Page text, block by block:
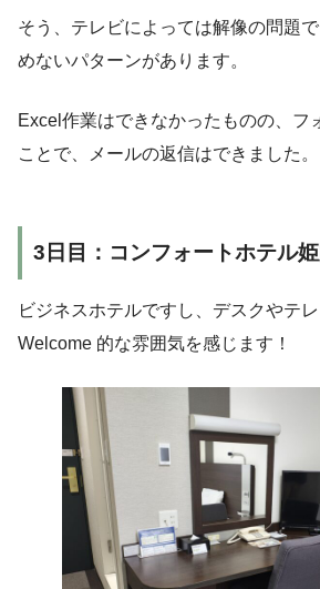
そう、テレビによっては解像の問題
めないパターンがあります。
Excel作業はできなかったものの、フ
ことで、メールの返信はできました。
3日目：コンフォートホテル
ビジネスホテルですし、デスクやテ
Welcome 的な雰囲気を感じます！